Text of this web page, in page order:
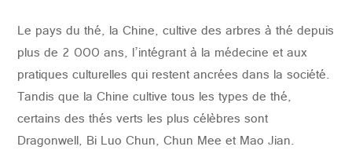
Le pays du thé, la Chine, cultive des arbres à thé depuis
plus de 2 000 ans, l’intégrant à la médecine et aux
pratiques culturelles qui restent ancrées dans la société.
Tandis que la Chine cultive tous les types de thé,
certains des thés verts les plus célèbres sont
Dragonwell, Bi Luo Chun, Chun Mee et Mao Jian.